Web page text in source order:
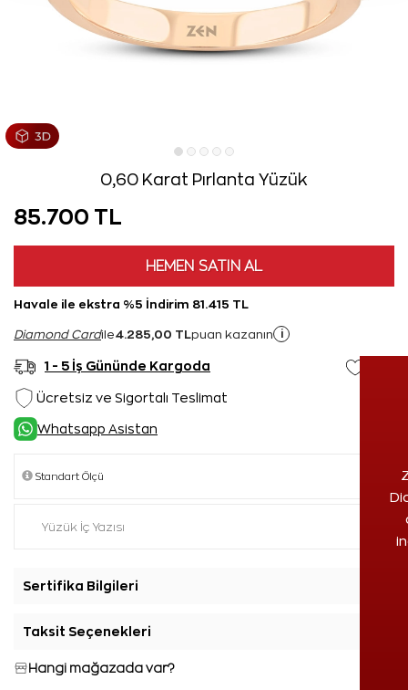
0,60 Karat Pırlanta Yüzük
85.700 TL
HEMEN SATIN AL
Havale ile ekstra %5 İndirim 81.415 TL
Diamond Cardile4.285,00 TL puan kazanın i
1 - 5 İş Gününde Kargoda
Ücretsiz ve Sigortalı Teslimat
Whatsapp Asistan
Sertifika Bilgileri
Taksit Seçenekleri
Hangi mağazada var?